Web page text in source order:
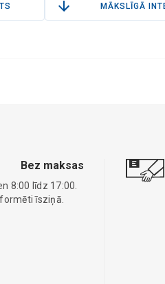
MĀKSLĪGĀ
Bez maksas
8:00 līdz 17:00.
īsziņā.